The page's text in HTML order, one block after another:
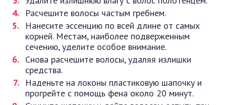
Расчешите волосы частым гребнем.
Нанесите эссенцию по всей длине от самых
корней. Местам, наиболее подверженным
сечению, уделите особое внимание.
Снова расчешите волосы, удаляя излишки
средства.
Наденьте на локоны пластиковую шапочку и
прогрейте с помощь фена около 20 минут.